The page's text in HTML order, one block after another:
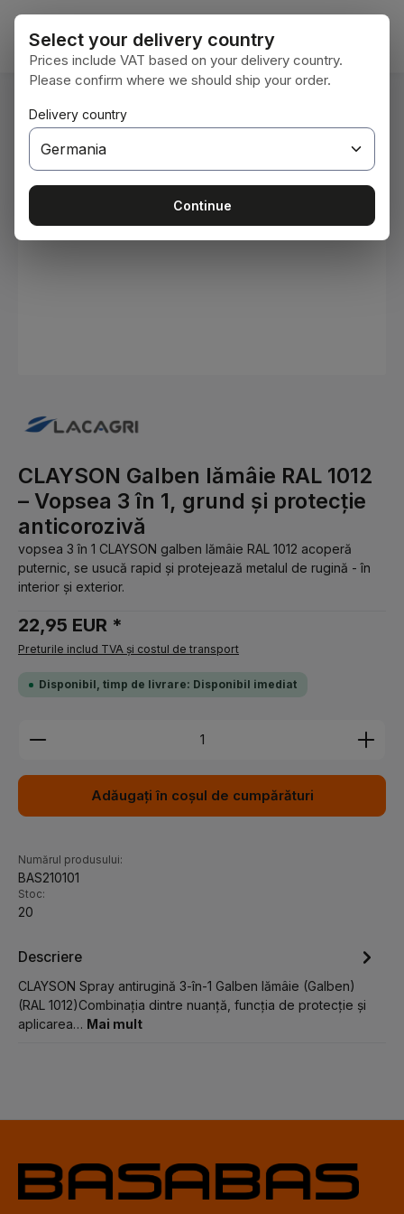
Sari la conținutul principal
Sunteți aici: Acasă
CLAYSON Galben lămâie RAL 1012
– Vopsea 3 în 1, grund și protecție
anticorozivă
vopsea 3 în 1 CLAYSON galben lămâie RAL 1012 acoperă
puternic, se usucă rapid și protejează metalul de rugină - în
interior și exterior.
22,95 EUR *
Preturile includ TVA și costul de transport
Disponibil, timp de livrare: Disponibil imediat
Cantitate produs: Introduceți cantitatea dorită
Adăugați în coșul de cumpărături
Numărul produsului:
BAS210101
Stoc:
20
Descriere
CLAYSON Spray antirugină 3-în-1 Galben lămâie (Galben)
(RAL 1012)Combinația dintre nuanță, funcția de protecție și
aplicarea… Mai mult
Select your delivery country
Prices include VAT based on your delivery country.
Please confirm where we should ship your order.
Delivery country
Continue